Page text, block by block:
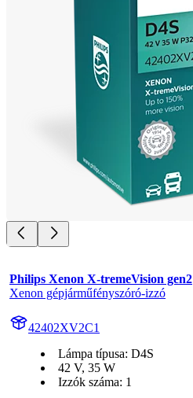
Philips Xenon X-tremeVision gen2
Xenon gépjárműfényszóró-izzó
42402XV2C1
Lámpa típusa: D4S
42 V, 35 W
Izzók száma: 1